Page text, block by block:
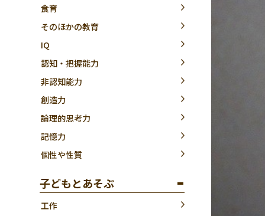
食育
そのほかの教育
IQ
認知・把握能力
非認知能力
創造力
論理的思考力
記憶力
個性や性質
子どもとあそぶ
工作